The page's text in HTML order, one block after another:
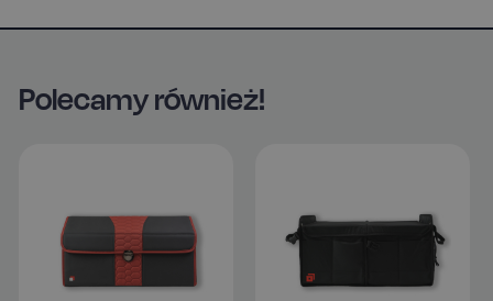
Polecamy również!